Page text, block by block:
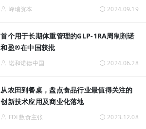
峰瑞资本 2024.09.19
首个用于长期体重管理的GLP-1RA周制剂诺
和盈®在中国获批
诺和诺德中国 2024.06.28
从农田到餐桌，盘点食品行业最值得关注的
创新技术应用及商业化落地
FDL数食主张 2023.12.08